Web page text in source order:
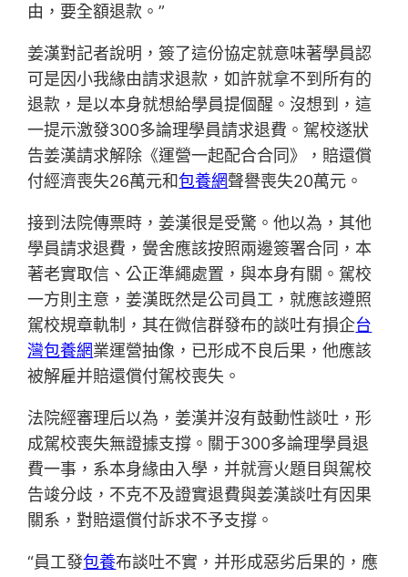
由，要全額退款。”
姜漢對記者說明，簽了這份協定就意味著學員認
可是因小我緣由請求退款，如許就拿不到所有的
退款，是以本身就想給學員提個醒。沒想到，這
一提示激發300多論理學員請求退費。駕校遂狀
告姜漢請求解除《運營一起配合合同》，賠還償
付經濟喪失26萬元和包養網聲譽喪失20萬元。
接到法院傳票時，姜漢很是受驚。他以為，其他
學員請求退費，黌舍應該按照兩邊簽署合同，本
著老實取信、公正準繩處置，與本身有關。駕校
一方則主意，姜漢既然是公司員工，就應該遵照
駕校規章軌制，其在微信群發布的談吐有損企台
灣包養網業運營抽像，已形成不良后果，他應該
被解雇并賠還償付駕校喪失。
法院經審理后以為，姜漢并沒有鼓動性談吐，形
成駕校喪失無證據支撐。關于300多論理學員退
費一事，系本身緣由入學，并就膏火題目與駕校
告竣分歧，不克不及證實退費與姜漢談吐有因果
關系，對賠還償付訴求不予支撐。
“員工發包養布談吐不實，并形成惡劣后果的，應